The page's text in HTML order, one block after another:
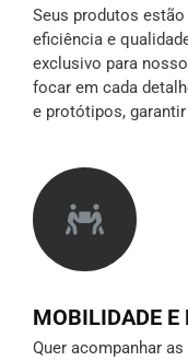
Seus produtos
eficiência e
exclusivo para
focar em cada
e protótipos,
MOBILIDADE E
Quer acompanhar